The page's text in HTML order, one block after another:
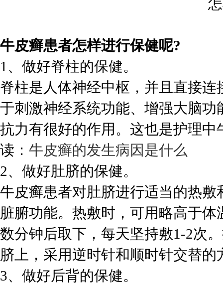
牛皮癣患者怎样进行保健呢?
1、做好脊柱的保健。
脊柱是人体神经中枢，并且直接
于刺激神经系统功能、增强大脑
抗力有很好的作用。这也是护理
读： 牛皮癣的发生病因是什么
2、做好肚脐的保健。
牛皮癣患者对肚脐进行适当的热
脏腑功能。热敷时，可用略高于
数分钟后取下，每天坚持敷1-2次
脐上，采用逆时针和顺时针交替
3、做好后背的保健。